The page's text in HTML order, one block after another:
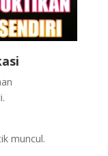
muncul.